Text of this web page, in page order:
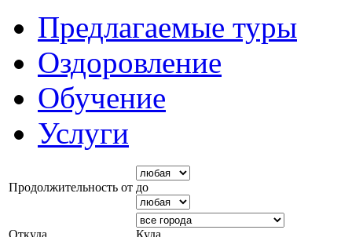
Предлагаемые туры
Оздоровление
Обучение
Услуги
Продолжительность от до
Откуда Куда